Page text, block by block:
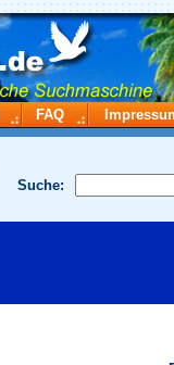
FAQ
Suche: